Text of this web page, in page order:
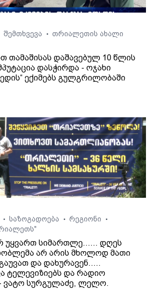
შემთხვევა • თრიალეთის ახალი
თამაშისას დაშავებულ 10 წლის
დასჭირდა - ოჯახი
ექიმებს გულგრილობაში
• საზოგადოება • რეგიონი •
უყვართ სიმართლე...... დღეს
არ არის მხოლოდ მათი
და დახურავენ.....
ტელევიზიებს და რადიო
- ვატო სურგულაძე, ლელო.